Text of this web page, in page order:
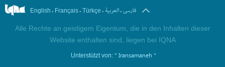
English . Français. Türkçe . العربیة.فارسی
Alle Rechte an geistigem Eigentum, die in den Inhalten dieser
Website enthalten sind, liegen bei IQNA
Unterstützt von: " Iransamaneh "